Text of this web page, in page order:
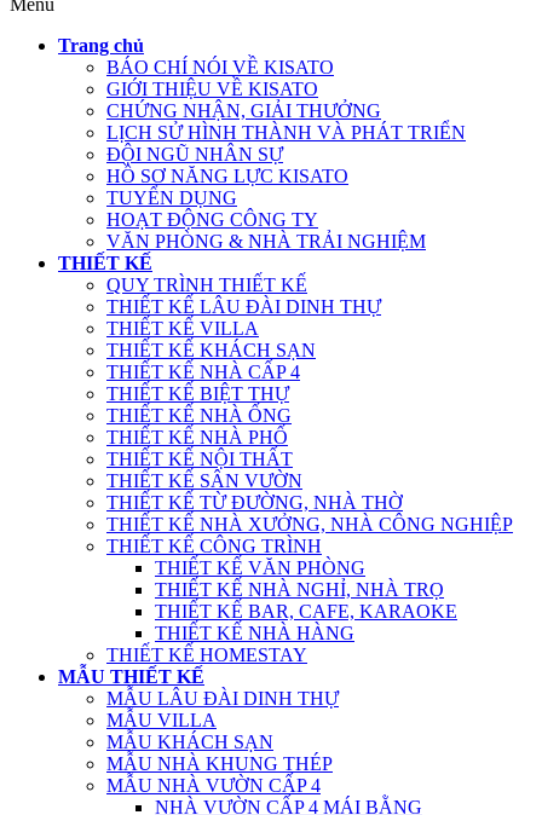
Menu
Trang chủ
BÁO CHÍ NÓI VỀ KISATO
GIỚI THIỆU VỀ KISATO
CHỨNG NHẬN, GIẢI THƯỞNG
LỊCH SỬ HÌNH THÀNH VÀ PHÁT TRIỂN
ĐỘI NGŨ NHÂN SỰ
HỒ SƠ NĂNG LỰC KISATO
TUYỂN DỤNG
HOẠT ĐỘNG CÔNG TY
VĂN PHÒNG & NHÀ TRẢI NGHIỆM
THIẾT KẾ
QUY TRÌNH THIẾT KẾ
THIẾT KẾ LÂU ĐÀI DINH THỰ
THIẾT KẾ VILLA
THIẾT KẾ KHÁCH SẠN
THIẾT KẾ NHÀ CẤP 4
THIẾT KẾ BIỆT THỰ
THIẾT KẾ NHÀ ỐNG
THIẾT KẾ NHÀ PHỐ
THIẾT KẾ NỘI THẤT
THIẾT KẾ SÂN VƯỜN
THIẾT KẾ TỪ ĐƯỜNG, NHÀ THỜ
THIẾT KẾ NHÀ XƯỞNG, NHÀ CÔNG NGHIỆP
THIẾT KẾ CÔNG TRÌNH
THIẾT KẾ VĂN PHÒNG
THIẾT KẾ NHÀ NGHỈ, NHÀ TRỌ
THIẾT KẾ BAR, CAFE, KARAOKE
THIẾT KẾ NHÀ HÀNG
THIẾT KẾ HOMESTAY
MẪU THIẾT KẾ
MẪU LÂU ĐÀI DINH THỰ
MẪU VILLA
MẪU KHÁCH SẠN
MẪU NHÀ KHUNG THÉP
MẪU NHÀ VƯỜN CẤP 4
NHÀ VƯỜN CẤP 4 MÁI BẰNG